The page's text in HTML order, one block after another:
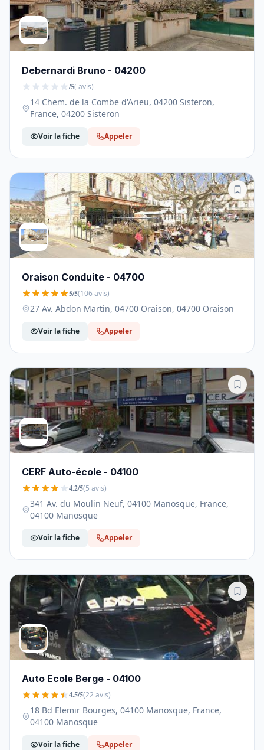
Debernardi Bruno - 04200
/5( avis)
14 Chem. de la Combe d'Arieu, 04200 Sisteron,
France, 04200 Sisteron
Voir la fiche Appeler
Oraison Conduite - 04700
5/5(106 avis)
27 Av. Abdon Martin, 04700 Oraison, 04700 Oraison
Voir la fiche Appeler
CERF Auto-école - 04100
4.2/5(5 avis)
341 Av. du Moulin Neuf, 04100 Manosque, France,
04100 Manosque
Voir la fiche Appeler
Auto Ecole Berge - 04100
4.5/5(22 avis)
18 Bd Elemir Bourges, 04100 Manosque, France,
04100 Manosque
Voir la fiche Appeler